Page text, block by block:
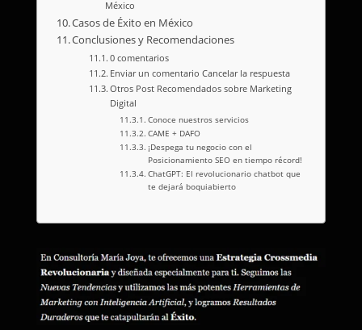
México
Casos de Éxito en México
Conclusiones y Recomendaciones
0 comentarios
Enviar un comentario Cancelar la respuesta
Otros Post Recomendados sobre Marketing
Digital
Conoce nuestros servicios
CAME + DAFO
¡Despega tu negocio con el
Posicionamiento SEO en tiempo récord!
ChatGPT: El revolucionario chatbot que
te dejará boquiabierto